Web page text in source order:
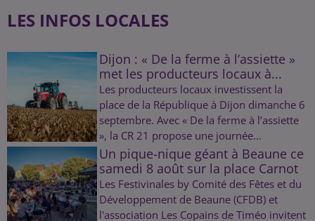
LES INFOS LOCALES
Dijon : « De la ferme à l’assiette »
met les producteurs locaux à...
Les producteurs locaux investissent la
place de la République à Dijon dimanche 6
septembre. Avec « De la ferme à l’assiette
», la CR 21 propose une journée...
Un pique-nique géant à Beaune ce
samedi 8 août sur la place Carnot
Les Festivinales by Comité des Fêtes et du
Développement de Beaune (CFDB) et
l'association Les Copains de Timéo invitent